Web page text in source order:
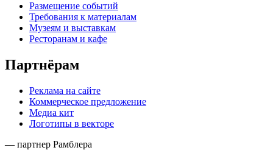
Размещение событий
Требования к материалам
Музеям и выставкам
Ресторанам и кафе
Партнёрам
Реклама на сайте
Коммерческое предложение
Медиа кит
Логотипы в векторе
— партнер Рамблера